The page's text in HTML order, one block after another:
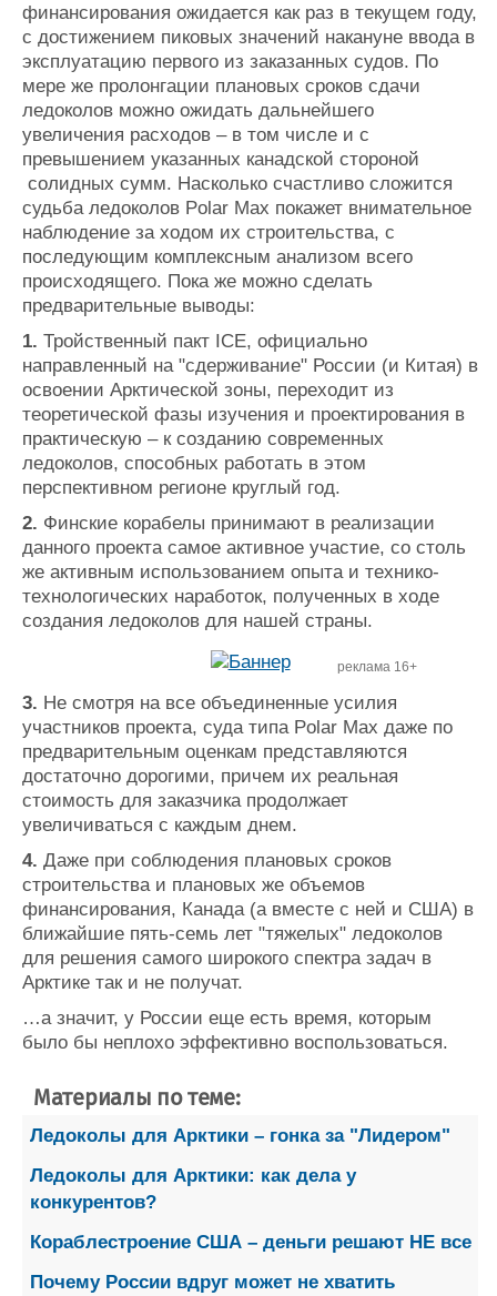
финансирования ожидается как раз в текущем году,
с достижением пиковых значений накануне ввода в
эксплуатацию первого из заказанных судов. По
мере же пролонгации плановых сроков сдачи
ледоколов можно ожидать дальнейшего
увеличения расходов – в том числе и с
превышением указанных канадской стороной
солидных сумм. Насколько счастливо сложится
судьба ледоколов Polar Max покажет внимательное
наблюдение за ходом их строительства, с
последующим комплексным анализом всего
происходящего. Пока же можно сделать
предварительные выводы:
1. Тройственный пакт ICE, официально
направленный на "сдерживание" России (и Китая) в
освоении Арктической зоны, переходит из
теоретической фазы изучения и проектирования в
практическую – к созданию современных
ледоколов, способных работать в этом
перспективном регионе круглый год.
2. Финские корабелы принимают в реализации
данного проекта самое активное участие, со столь
же активным использованием опыта и технико-
технологических наработок, полученных в ходе
создания ледоколов для нашей страны.
реклама 16+
3. Не смотря на все объединенные усилия
участников проекта, суда типа Polar Max даже по
предварительным оценкам представляются
достаточно дорогими, причем их реальная
стоимость для заказчика продолжает
увеличиваться с каждым днем.
4. Даже при соблюдения плановых сроков
строительства и плановых же объемов
финансирования, Канада (а вместе с ней и США) в
ближайшие пять-семь лет "тяжелых" ледоколов
для решения самого широкого спектра задач в
Арктике так и не получат.
…а значит, у России еще есть время, которым
было бы неплохо эффективно воспользоваться.
Материалы по теме:
Ледоколы для Арктики – гонка за "Лидером"
Ледоколы для Арктики: как дела у
конкурентов?
Кораблестроение США – деньги решают НЕ все
Почему России вдруг может не хватить